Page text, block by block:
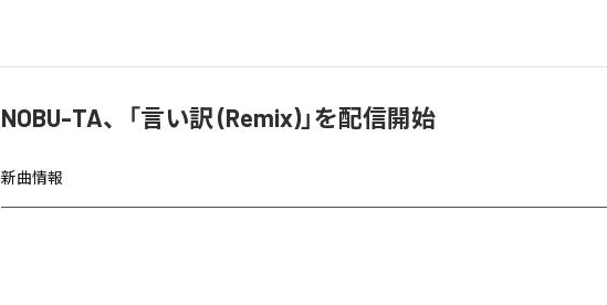
NOBU-TA、「言い訳 (Remix)」を配信開始
新曲情報